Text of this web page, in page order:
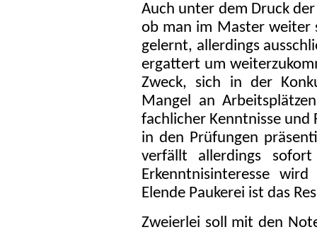
Auch unter dem Druck
ob man im Master weiter
gelernt, allerdings
ergattert um
Zweck, sich in der
Mangel an
fachlicher Kenntnisse und
in den Prüfungen
verfällt allerdings
Erkenntnisinteresse
Elende Paukerei ist das
Zweierlei soll mit den